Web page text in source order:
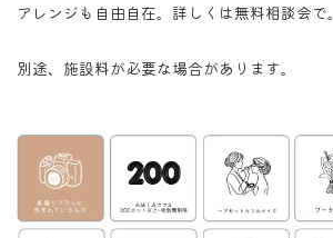
アレンジも自由自在。詳しくは無料相談会で。
別途、施設料が必要な場合があります。